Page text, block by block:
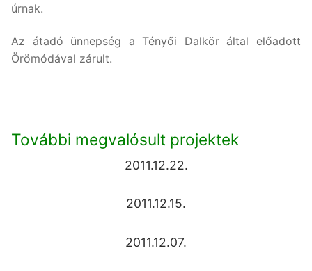
úrnak.
Az átadó ünnepség a Tényői Dalkör által előadott
Örömódával zárult.
További megvalósult projektek
2011.12.22.
2011.12.15.
2011.12.07.